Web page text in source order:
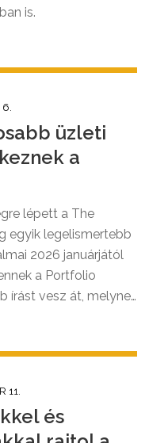
is.
üzleti
a
lépett a The
egyik legelismertebb
2026 januárjától
a Portfolio
írást vesz át, melynek
száz egyedi cikkel
hogy a hazai
és
11.
és